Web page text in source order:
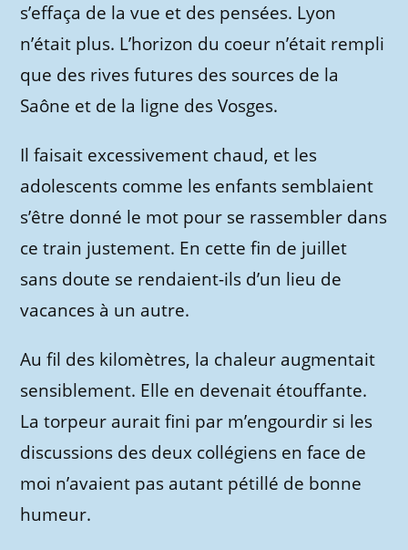
s’effaça de la vue et des pensées. Lyon
n’était plus. L’horizon du coeur n’était rempli
que des rives futures des sources de la
Saône et de la ligne des Vosges.
Il faisait excessivement chaud, et les
adolescents comme les enfants semblaient
s’être donné le mot pour se rassembler dans
ce train justement. En cette fin de juillet
sans doute se rendaient-ils d’un lieu de
vacances à un autre.
Au fil des kilomètres, la chaleur augmentait
sensiblement. Elle en devenait étouffante.
La torpeur aurait fini par m’engourdir si les
discussions des deux collégiens en face de
moi n’avaient pas autant pétillé de bonne
humeur.